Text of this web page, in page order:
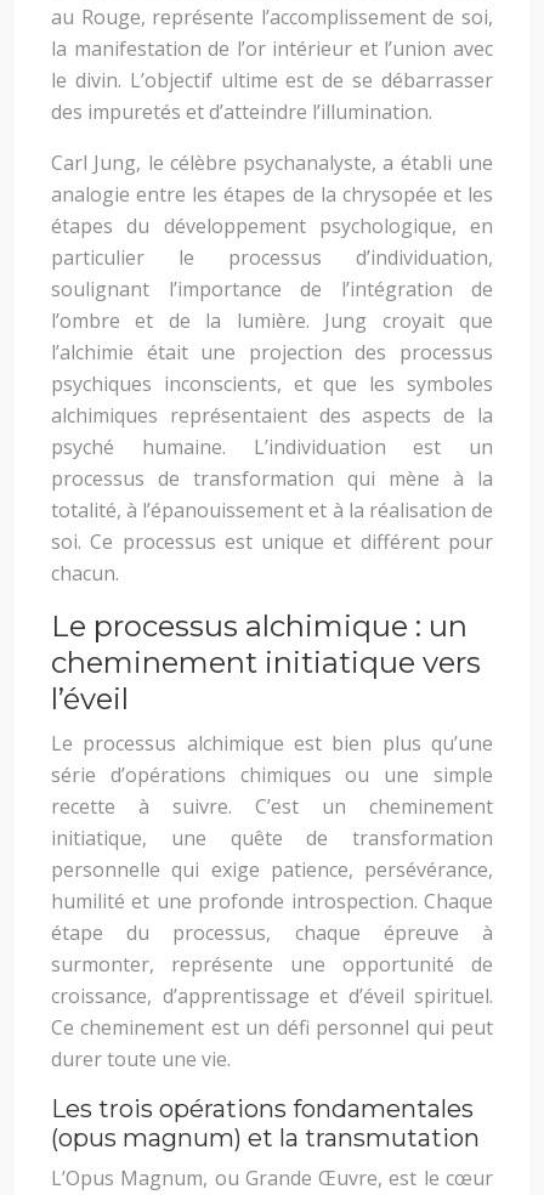
au Rouge, représente l’accomplissement de soi,
la manifestation de l’or intérieur et l’union avec
le divin. L’objectif ultime est de se débarrasser
des impuretés et d’atteindre l’illumination.
Carl Jung, le célèbre psychanalyste, a établi une
analogie entre les étapes de la chrysopée et les
étapes du développement psychologique, en
particulier le processus d’individuation,
soulignant l’importance de l’intégration de
l’ombre et de la lumière. Jung croyait que
l’alchimie était une projection des processus
psychiques inconscients, et que les symboles
alchimiques représentaient des aspects de la
psyché humaine. L’individuation est un
processus de transformation qui mène à la
totalité, à l’épanouissement et à la réalisation de
soi. Ce processus est unique et différent pour
chacun.
Le processus alchimique : un
cheminement initiatique vers
l’éveil
Le processus alchimique est bien plus qu’une
série d’opérations chimiques ou une simple
recette à suivre. C’est un cheminement
initiatique, une quête de transformation
personnelle qui exige patience, persévérance,
humilité et une profonde introspection. Chaque
étape du processus, chaque épreuve à
surmonter, représente une opportunité de
croissance, d’apprentissage et d’éveil spirituel.
Ce cheminement est un défi personnel qui peut
durer toute une vie.
Les trois opérations fondamentales
(opus magnum) et la transmutation
L’Opus Magnum, ou Grande Œuvre, est le cœur